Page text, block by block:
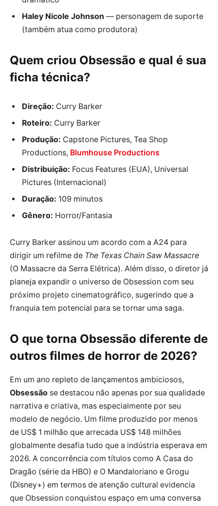
Haley Nicole Johnson — personagem de suporte
(também atua como produtora)
Quem criou Obsessão e qual é sua
ficha técnica?
Direção: Curry Barker
Roteiro: Curry Barker
Produção: Capstone Pictures, Tea Shop
Productions, Blumhouse Productions
Distribuição: Focus Features (EUA), Universal
Pictures (Internacional)
Duração: 109 minutos
Gênero: Horror/Fantasia
Curry Barker assinou um acordo com a A24 para
dirigir um refilme de The Texas Chain Saw Massacre
(O Massacre da Serra Elétrica). Além disso, o diretor já
planeja expandir o universo de Obsession com seu
próximo projeto cinematográfico, sugerindo que a
franquia tem potencial para se tornar uma saga.
O que torna Obsessão diferente de
outros filmes de horror de 2026?
Em um ano repleto de lançamentos ambiciosos,
Obsessão se destacou não apenas por sua qualidade
narrativa e criativa, mas especialmente por seu
modelo de negócio. Um filme produzido por menos
de US$ 1 milhão que arrecada US$ 148 milhões
globalmente desafia tudo que a indústria esperava em
2026. A concorrência com títulos como A Casa do
Dragão (série da HBO) e O Mandaloriano e Grogu
(Disney+) em termos de atenção cultural evidencia
que Obsession conquistou espaço em uma conversa